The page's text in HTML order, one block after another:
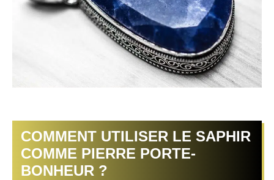
COMMENT UTILISER LE SAPHIR
COMME PIERRE PORTE-
BONHEUR ?